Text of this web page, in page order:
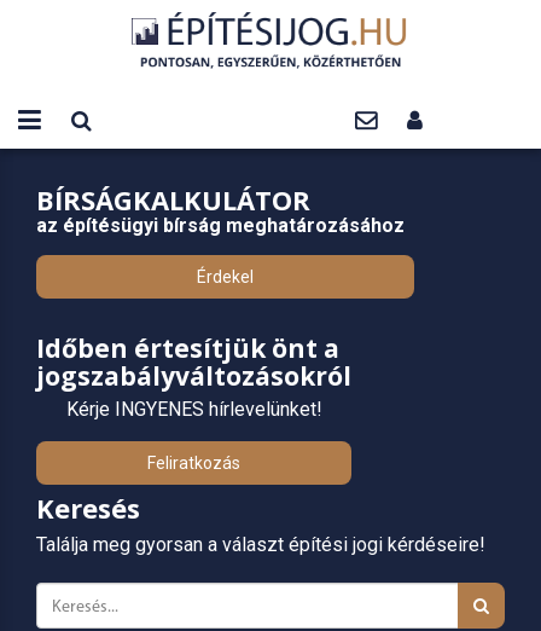
BÍRSÁGKALKULÁTOR
az építésügyi bírság meghatározásához
Érdekel
Időben értesítjük önt a
jogszabályváltozásokról
Kérje INGYENES hírlevelünket!
Feliratkozás
Keresés
Találja meg gyorsan a választ építési jogi kérdéseire!